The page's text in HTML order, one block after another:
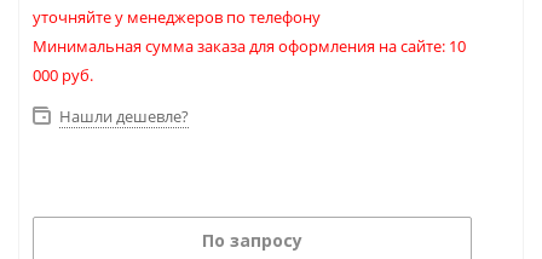
уточняйте у менеджеров по телефону
Минимальная сумма заказа для оформления на сайте: 10
000 руб.
Нашли дешевле?
По запросу